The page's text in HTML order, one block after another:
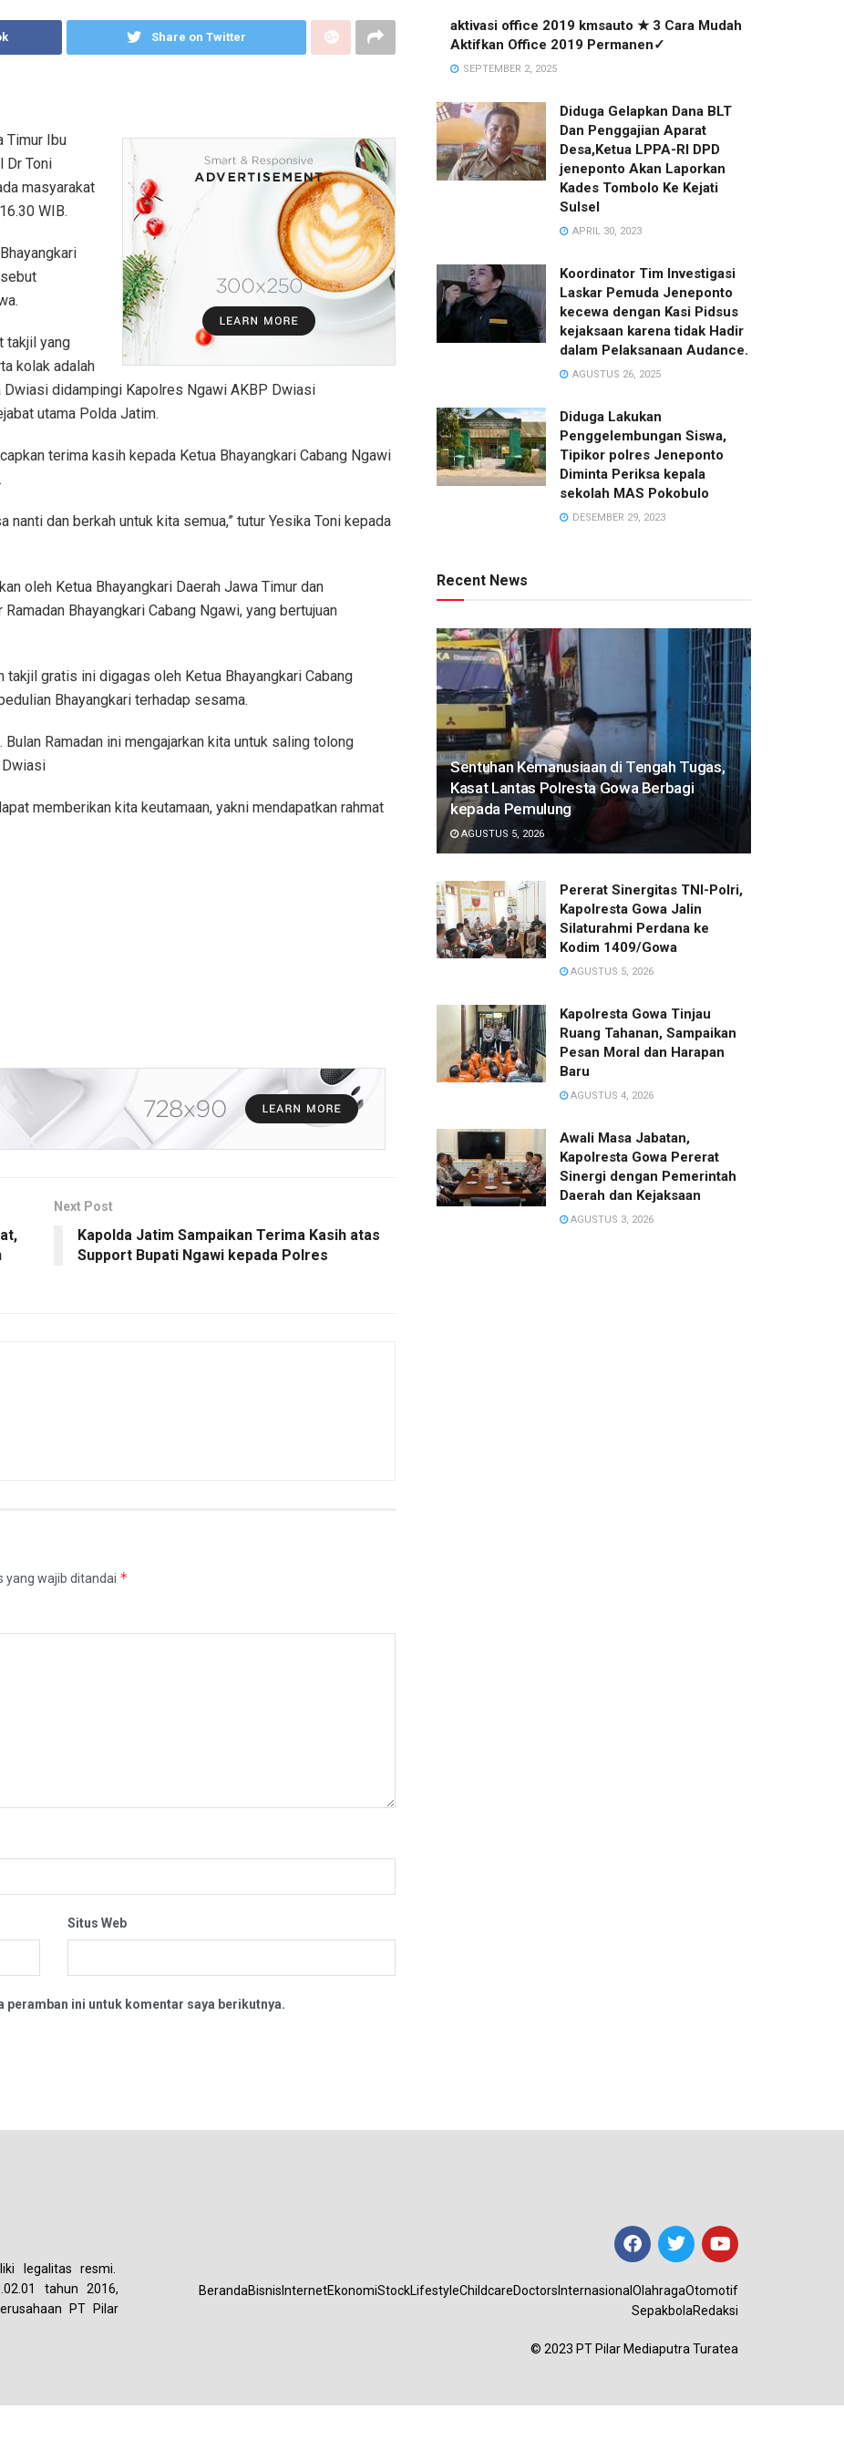
Share on Twitter
Timur Ibu
Dr Toni
masyarakat
WIB.
takjil yang
kolak adalah
Dwiasi didampingi Kapolres Ngawi AKBP Dwiasi
utama Polda Jatim.
terima kasih kepada Ketua Bhayangkari Cabang Ngawi
nanti dan berkah untuk kita semua,” tutur Yesika Toni kepada
oleh Ketua Bhayangkari Daerah Jawa Timur dan
Bhayangkari Cabang Ngawi, yang bertujuan
gratis ini digagas oleh Ketua Bhayangkari Cabang
Bhayangkari terhadap sesama.
Ramadan ini mengajarkan kita untuk saling tolong
Dwiasi
memberikan kita keutamaan, yakni mendapatkan rahmat
Next Post
Kapolda Jatim Sampaikan Terima Kasih atas
Support Bupati Ngawi kepada Polres
yang wajib ditandai *
Situs Web
peramban ini untuk komentar saya berikutnya.
aktivasi office 2019 kmsauto ★ 3 Cara Mudah
Aktifkan Office 2019 Permanen✓
SEPTEMBER 2, 2025
Diduga Gelapkan Dana BLT
Dan Penggajian Aparat
Desa,Ketua LPPA-RI DPD
jeneponto Akan Laporkan
Kades Tombolo Ke Kejati
Sulsel
APRIL 30, 2023
Koordinator Tim Investigasi
Laskar Pemuda Jeneponto
kecewa dengan Kasi Pidsus
kejaksaan karena tidak Hadir
dalam Pelaksanaan Audance.
AGUSTUS 26, 2025
Diduga Lakukan
Penggelembungan Siswa,
Tipikor polres Jeneponto
Diminta Periksa kepala
sekolah MAS Pokobulo
DESEMBER 29, 2023
Recent News
Sentuhan Kemanusiaan di Tengah Tugas,
Kasat Lantas Polresta Gowa Berbagi
kepada Pemulung
AGUSTUS 5, 2026
Pererat Sinergitas TNI-Polri,
Kapolresta Gowa Jalin
Silaturahmi Perdana ke
Kodim 1409/Gowa
AGUSTUS 5, 2026
Kapolresta Gowa Tinjau
Ruang Tahanan, Sampaikan
Pesan Moral dan Harapan
Baru
AGUSTUS 4, 2026
Awali Masa Jabatan,
Kapolresta Gowa Pererat
Sinergi dengan Pemerintah
Daerah dan Kejaksaan
AGUSTUS 3, 2026
legalitas resmi.
tahun 2016,
PT Pilar
BerandaBisnis InternetEkonomiStockLifestyleChildcareDoctors InternasionalOlahragaOtomotif
SepakbolaRedaksi
© 2023 PT Pilar Mediaputra Turatea